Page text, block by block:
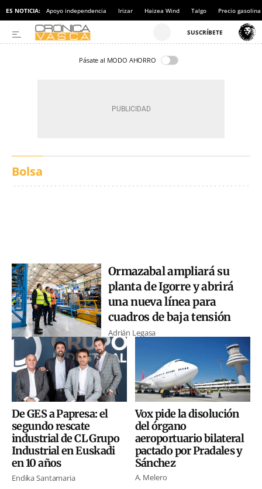
ES NOTICIA: Apoyo independencia Irizar Haizea Wind Talgo Precio gasolina
Pásate al MODO AHORRO
Bolsa
Ormazabal ampliará su
planta de Igorre y abrirá
una nueva línea para
cuadros de baja tensión
Adrián Legasa
De GES a Papresa: el
segundo rescate
industrial de CL Grupo
Industrial en Euskadi
en 10 años
Endika Santamaria
Vox pide la disolución
del órgano
aeroportuario bilateral
pactado por Pradales y
Sánchez
A. Melero